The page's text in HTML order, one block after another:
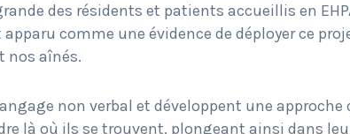
des résidents et patients accueillis en
comme une évidence de déployer ce
nos aînés.
non verbal et développent une
là où ils se trouvent, plongeant ainsi dans